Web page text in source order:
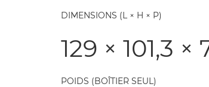
DIMENSIONS (L × H × P)
129 × 101,3
POIDS (BOÎTIER SEUL)